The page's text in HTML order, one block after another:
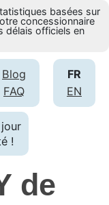
basées sur
concessionnaire
délais officiels en
FR
EN
Blog
FAQ
!
de